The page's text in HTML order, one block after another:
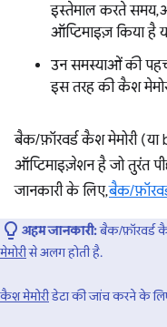
इस्तेमाल करते समय,
ऑप्टिमाइज़ किया है
उन समस्याओं की
इस तरह की कैश
बैक/फ़ॉरवर्ड कैश मेमोरी (या
ऑप्टिमाइज़ेशन है जो तुरंत
जानकारी के लिए,बैक/
अहम जानकारी:बैक/फ़ॉरवर्ड
मेमोरीसे अलग होती है.
कैश मेमोरीडेटा की जांच करने के